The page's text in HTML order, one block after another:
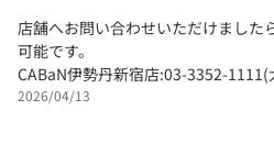
店舗へお問い合わせいただけました
可能です。
CABaN伊勢丹新宿店:03-3352-1111(
2026/04/13